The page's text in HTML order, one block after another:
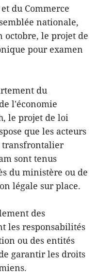
du Commerce
nationale,
octobre, le projet de
pour examen
du
l'économie
le projet de loi
que les acteurs
transfrontalier
sont tenus
du ministère ou de
légale sur place.
des
les responsabilités
ou des entités
garantir les droits